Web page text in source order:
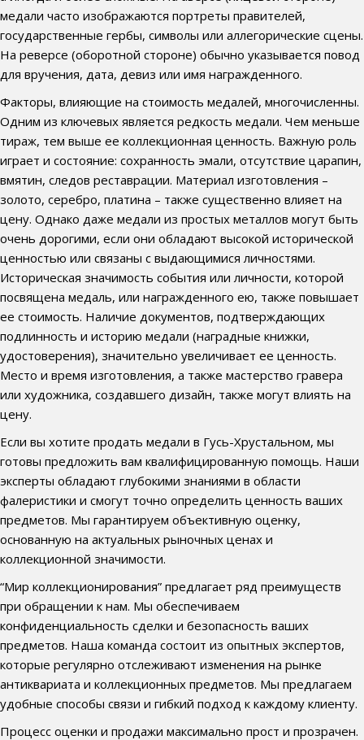
медали часто изображаются портреты правителей,
государственные гербы, символы или аллегорические сцены.
На реверсе (оборотной стороне) обычно указывается повод
для вручения, дата, девиз или имя награжденного.
Факторы, влияющие на стоимость медалей, многочисленны.
Одним из ключевых является редкость медали. Чем меньше
тираж, тем выше ее коллекционная ценность. Важную роль
играет и состояние: сохранность эмали, отсутствие царапин,
вмятин, следов реставрации. Материал изготовления –
золото, серебро, платина – также существенно влияет на
цену. Однако даже медали из простых металлов могут быть
очень дорогими, если они обладают высокой исторической
ценностью или связаны с выдающимися личностями.
Историческая значимость события или личности, которой
посвящена медаль, или награжденного ею, также повышает
ее стоимость. Наличие документов, подтверждающих
подлинность и историю медали (наградные книжки,
удостоверения), значительно увеличивает ее ценность.
Место и время изготовления, а также мастерство гравера
или художника, создавшего дизайн, также могут влиять на
цену.
Если вы хотите продать медали в Гусь-Хрустальном, мы
готовы предложить вам квалифицированную помощь. Наши
эксперты обладают глубокими знаниями в области
фалеристики и смогут точно определить ценность ваших
предметов. Мы гарантируем объективную оценку,
основанную на актуальных рыночных ценах и
коллекционной значимости.
“Мир коллекционирования” предлагает ряд преимуществ
при обращении к нам. Мы обеспечиваем
конфиденциальность сделки и безопасность ваших
предметов. Наша команда состоит из опытных экспертов,
которые регулярно отслеживают изменения на рынке
антиквариата и коллекционных предметов. Мы предлагаем
удобные способы связи и гибкий подход к каждому клиенту.
Процесс оценки и продажи максимально прост и прозрачен.